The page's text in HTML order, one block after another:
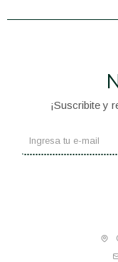
¡Suscribite y